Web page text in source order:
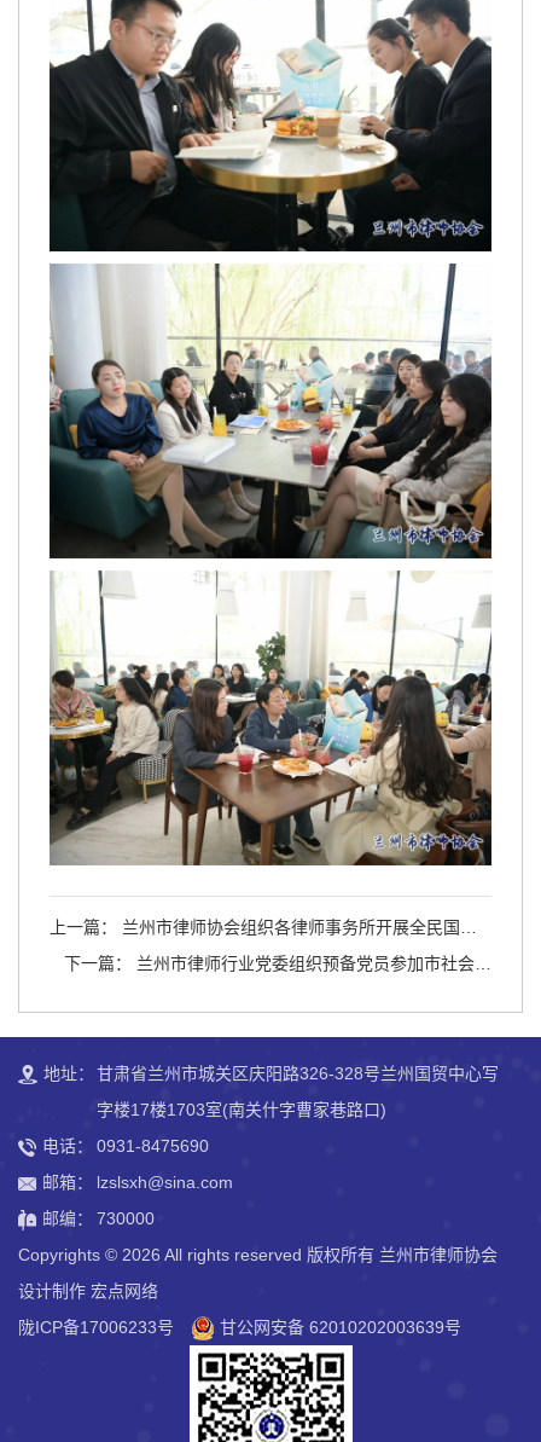
上一篇： 兰州市律师协会组织各律师事务所开展全民国家
安全教育日专题普法活动
下一篇： 兰州市律师行业党委组织预备党员参加市社会组
地址：
甘肃省兰州市城关区庆阳路326-328号兰州国贸中心写
字楼17楼1703室(南关什字曹家巷路口)
电话：
0931-8475690
邮箱：
lzslsxh@sina.com
邮编：
730000
Copyrights © 2026 All rights reserved 版权所有 兰州市律师协会
设计制作 宏点网络
陇ICP备17006233号
甘公网安备 62010202003639号